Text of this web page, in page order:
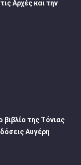
Αρχές και την
βιβλίο της Τόνιας
Αυγέρη